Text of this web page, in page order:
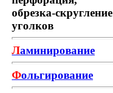
обрезка-скругление
уголков
Ламинирование
Фольгирование